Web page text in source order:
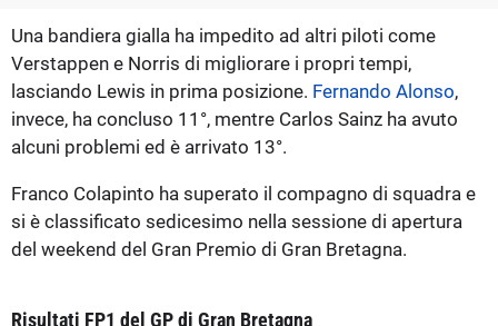
Una bandiera gialla ha impedito ad altri piloti come
Verstappen e Norris di migliorare i propri tempi,
lasciando Lewis in prima posizione. Fernando Alonso,
invece, ha concluso 11°, mentre Carlos Sainz ha avuto
alcuni problemi ed è arrivato 13°.
Franco Colapinto ha superato il compagno di squadra e
si è classificato sedicesimo nella sessione di apertura
del weekend del Gran Premio di Gran Bretagna.
Risultati FP1 del GP di Gran Bretagna